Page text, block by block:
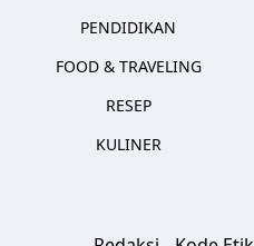
PENDIDIKAN
FOOD & TRAVELING
RESEP
KULINER